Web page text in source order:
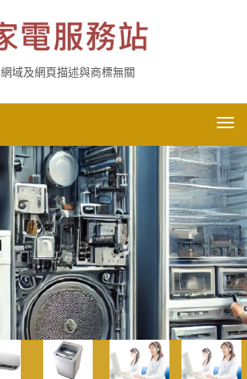
網域及網頁描述與商標無關
切
導
航